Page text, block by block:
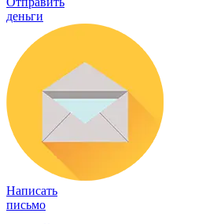
деньги
Написать
письмо